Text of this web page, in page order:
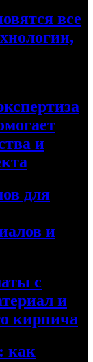
все
и
для
и
с
и
кирпича
как